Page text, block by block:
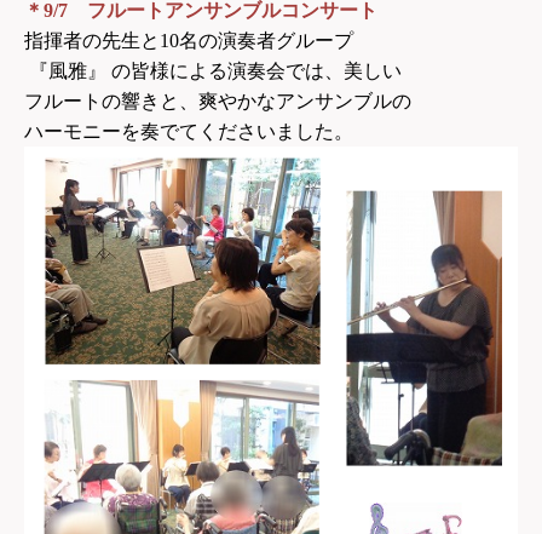
＊9/7 フルートアンサンブルコンサート
指揮者の先生と10名の演奏者グループ
『風雅』 の皆様による演奏会では、美しい
フルートの響きと、爽やかなアンサンブルの
ハーモニーを奏でてくださいました。